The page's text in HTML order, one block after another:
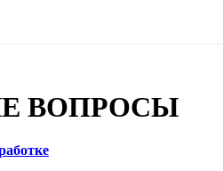
ВОПРОСЫ